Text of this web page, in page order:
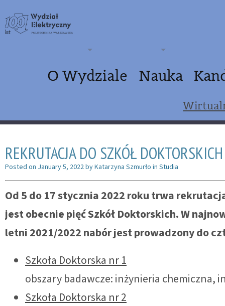
O Wydziale Nauka
REKRUTACJA DO SZKÓŁ
Posted on January 5, 2022byKatarzyna Szmurło in Studia
Od 5 do 17 stycznia 2022 roku trwa
jest obecnie pięć Szkół Doktorskich. W
letni 2021/2022 nabór jest prowadzony do
Szkoła Doktorska nr 1
obszary badawcze: inżynieria chemiczna,
Szkoła Doktorska nr 2